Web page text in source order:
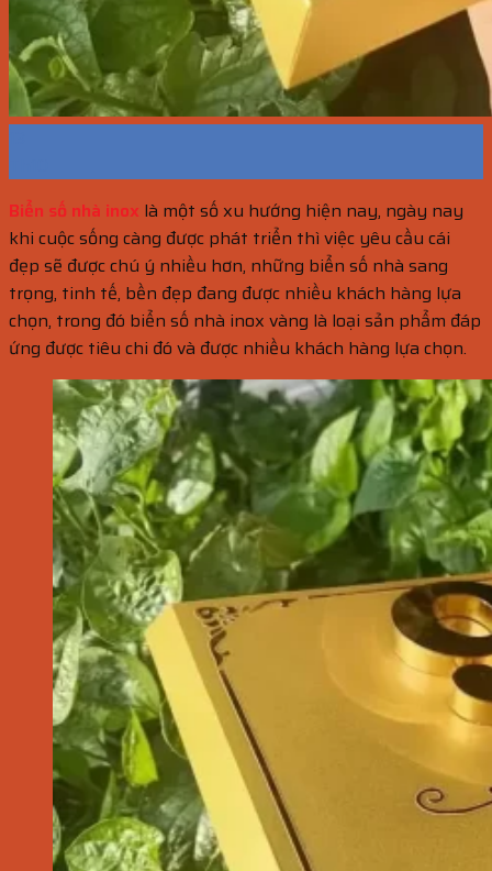
Biển số nhà inox là một số xu hướng hiện nay, ngày nay
khi cuộc sống càng được phát triển thì việc yêu cầu cái
đẹp sẽ được chú ý nhiều hơn, những biển số nhà sang
trọng, tinh tế, bền đẹp đang được nhiều khách hàng lựa
chọn, trong đó biển số nhà inox vàng là loại sản phẩm đáp
ứng được tiêu chi đó và được nhiều khách hàng lựa chọn.